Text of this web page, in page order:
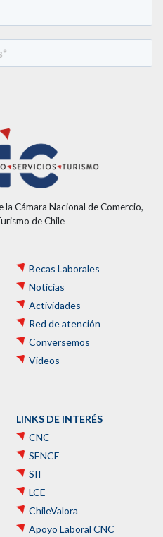
Cámara Nacional de Comercio,
de Chile
Becas Laborales
Noticias
Actividades
Red de atención
Conversemos
Videos
LINKS DE INTERÉS
CNC
SENCE
SII
LCE
ChileValora
Apoyo Laboral CNC